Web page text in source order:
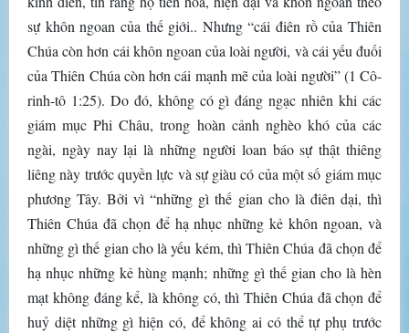
sự khôn ngoan của thế giới.. Nhưng “cái điên rồ của Thiên
Chúa còn hơn cái khôn ngoan của loài người, và cái yếu đuối
của Thiên Chúa còn hơn cái mạnh mẽ của loài người” (1 Cô-
rinh-tô 1:25). Do đó, không có gì đáng ngạc nhiên khi các
giám mục Phi Châu, trong hoàn cảnh nghèo khó của các
ngài, ngày nay lại là những người loan báo sự thật thiêng
liêng này trước quyền lực và sự giàu có của một số giám mục
phương Tây. Bởi vì “những gì thế gian cho là điên dại, thì
Thiên Chúa đã chọn để hạ nhục những kẻ khôn ngoan, và
những gì thế gian cho là yếu kém, thì Thiên Chúa đã chọn để
hạ nhục những kẻ hùng mạnh; những gì thế gian cho là hèn
mạt không đáng kể, là không có, thì Thiên Chúa đã chọn để
huỷ diệt những gì hiện có, để không ai có thể tự phụ trước